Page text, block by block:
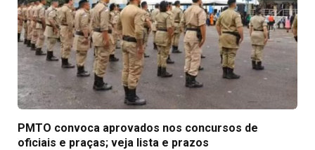
PMTO convoca aprovados nos concursos de
oficiais e praças; veja lista e prazos